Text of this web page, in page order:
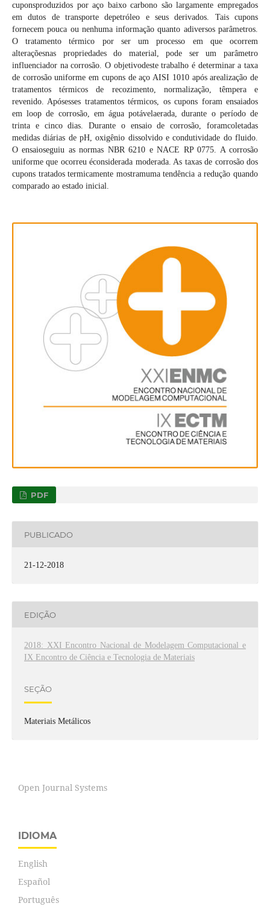
cuponsproduzidos por aço baixo carbono são largamente empregados
em dutos de transporte depetróleo e seus derivados. Tais cupons
fornecem pouca ou nenhuma informação quanto adiversos parâmetros.
O tratamento térmico por ser um processo em que ocorrem
alteraçõesnas propriedades do material, pode ser um parâmetro
influenciador na corrosão. O objetivodeste trabalho é determinar a taxa
de corrosão uniforme em cupons de aço AISI 1010 após arealização de
tratamentos térmicos de recozimento, normalização, têmpera e
revenido. Apósesses tratamentos térmicos, os cupons foram ensaiados
em loop de corrosão, em água potávelaerada, durante o período de
trinta e cinco dias. Durante o ensaio de corrosão, foramcoletadas
medidas diárias de pH, oxigênio dissolvido e condutividade do fluido.
O ensaioseguiu as normas NBR 6210 e NACE RP 0775. A corrosão
uniforme que ocorreu éconsiderada moderada. As taxas de corrosão dos
cupons tratados termicamente mostramuma tendência a redução quando
comparado ao estado inicial.
PDF
PUBLICADO
21-12-2018
EDIÇÃO
2018: XXI Encontro Nacional de Modelagem Computacional e
IX Encontro de Ciência e Tecnologia de Materiais
SEÇÃO
Materiais Metálicos
Open Journal Systems
IDIOMA
English
Español
Português